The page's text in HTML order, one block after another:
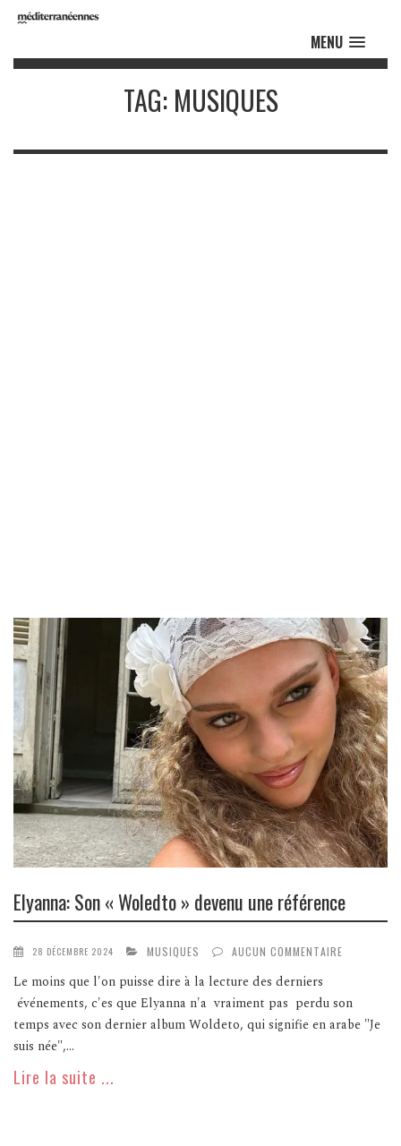
MENU
TAG: MUSIQUES
Elyanna: Son « Woledto » devenu une référence
28 DÉCEMBRE 2024 MUSIQUES AUCUN COMMENTAIRE
Le moins que l'on puisse dire à la lecture des derniers
événements, c'es que Elyanna n'a vraiment pas perdu son
temps avec son dernier album Woldeto, qui signifie en arabe "Je
suis née",...
Lire la suite ...